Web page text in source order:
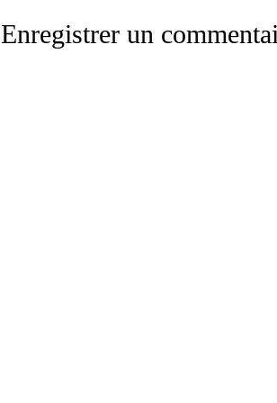
Enregistrer un